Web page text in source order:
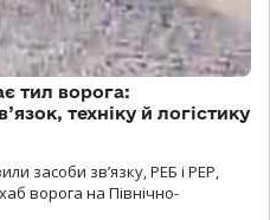
тил ворога:
техніку й логістику
засоби зв’язку, РЕБ і РЕР,
ворога на Північно-